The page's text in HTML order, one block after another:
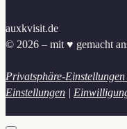
auxkvisit.de
© 2026 – mit ♥︎ gemacht
Privatsphäre-
Einstellungen |